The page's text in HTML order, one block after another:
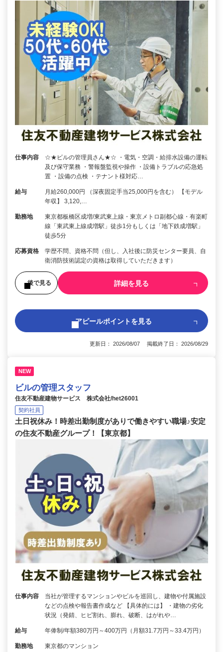
仕事内容
☆★ビルの管理員さん★☆ ・電気・空調・給排水設備の運転
及び保守業務 ・警報盤監視や操作 ・設備トラブルの応急処
置 ・設備の点検 ・テナント様対応…
給与
月給260,000円 （深夜固定手当25,000円を含む） 【モデル
年収】 3,120,…
勤務地
東京都板橋区成増/東武東上線・東京メトロ副都心線・有楽町
線「東武東上線成増駅」徒歩1分もしくは「地下鉄成増駅」
徒歩5分
応募資格
学歴不問、資格不問（但し、入社後に防災センター要員、自
衛消防技術認定の資格は取得していただきます）
後で見る 詳細を見る
アピールポイントを見る
更新日： 2026/08/07 掲載終了日： 2026/08/29
NEW
ビルの管理スタッフ
住友不動産建物サービス 株式会社/het26001
契約社員
土日祝休み！時差出勤制度がありで働きやすい職場♪安定
の住友不動産グループ！【東京都】
仕事内容
当社が管理するマンションやビルを巡回し、建物や付属施設
などの点検や報告書作成など 【具体的には】 ・建物の劣化
状況（発錆、ヒビ割れ、膨れ、破断、はがれや…
給与 年俸制/年額380万円～400万円（月額31.7万円～33.4万円）
勤務地 東京都のマンション